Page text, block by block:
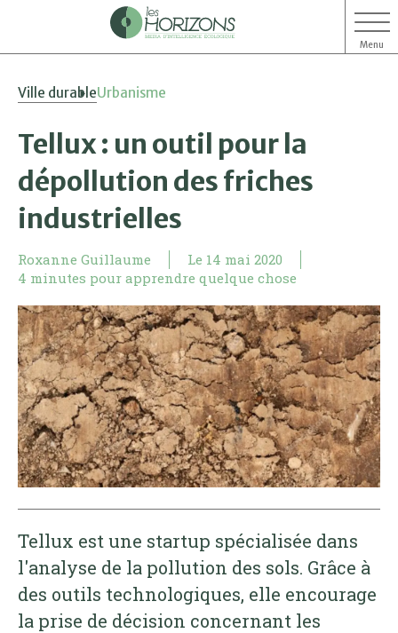
Menu
Ville durableUrbanisme
Tellux : un outil pour la
dépollution des friches
industrielles
Roxanne Guillaume Le 14 mai 2020
4 minutes pour apprendre quelque chose
Tellux est une startup spécialisée dans
l'analyse de la pollution des sols. Grâce à
des outils technologiques, elle encourage
la prise de décision concernant les